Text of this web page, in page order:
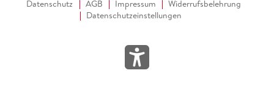
Datenschutz AGB Impressum
Widerrufsbelehrung
Datenschutzeinstellungen